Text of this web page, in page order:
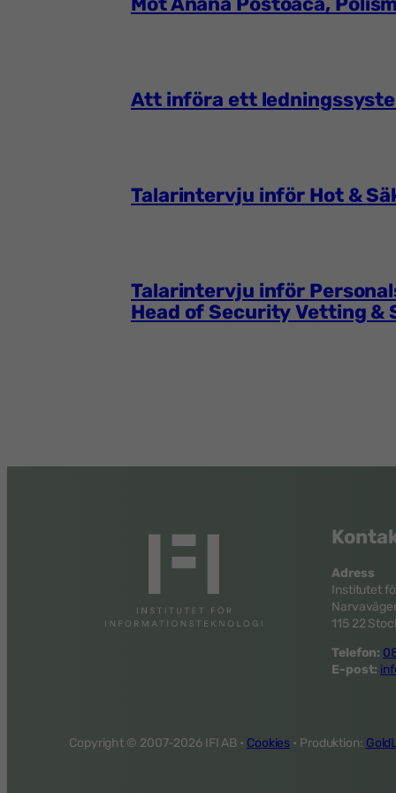
Att införa ett
Talarintervju inför Hot &
Talarintervju inför
Head of Security Vetting &
Adress
Institutet
115 22
Telefon:
E-post:
Copyright © 2007-2026 IFI AB • Cookies • Produktion: